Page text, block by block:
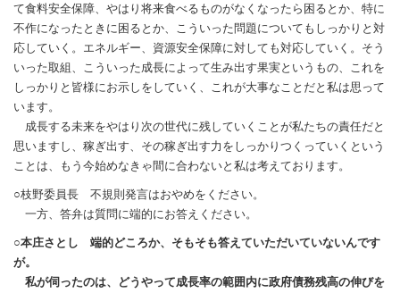
て食料安全保障、やはり将来食べるものがなくなったら困るとか、特に
不作になったときに困るとか、こういった問題についてもしっかりと対
応していく。エネルギー、資源安全保障に対しても対応していく。そう
いった取組、こういった成長によって生み出す果実というもの、これを
しっかりと皆様にお示しをしていく、これが大事なことだと私は思って
います。
成長する未来をやはり次の世代に残していくことが私たちの責任だと
思いますし、稼ぎ出す、その稼ぎ出す力をしっかりつくっていくという
ことは、もう今始めなきゃ間に合わないと私は考えております。
○枝野委員長 不規則発言はおやめをください。
一方、答弁は質問に端的にお答えください。
○本庄さとし 端的どころか、そもそも答えていただいていないんです
が。
私が伺ったのは、どうやって成長率の範囲内に政府債務残高の伸びを